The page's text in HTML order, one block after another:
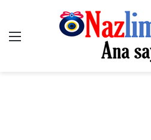
Menü